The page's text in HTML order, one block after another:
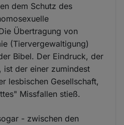
dem Schutz des
Übertragung von
(Tiervergewaltigung)
Bibel. Der Eindruck, der
ist der einer zumindest
lesbischen Gesellschaft,
Missfallen stieß.
- zwischen den